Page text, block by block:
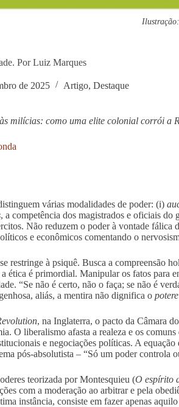
Por Luiz Marques
de 2025 Artigo, Destaque
milícias: como uma elite colonial corrói a
várias modalidades de poder: (i)
, a competência dos magistrados e oficiais do
Não reduzem o poder à vontade
e econômicos comentando o
restringe à psiquê. Busca a compreensão
ética é primordial. Manipular os fatos para
“Se não é certo, não o faça; se não é
aliás, a mentira não dignifica o potere
, na Inglaterra, o pacto da Câmara
O liberalismo afasta a realeza e os
e negociações políticas. A
pós-absolutista – “Só um poder controla
teorizada por Montesquieu (O espírito
com a moderação ao arbitrar e pela
instância, consiste em fazer apenas